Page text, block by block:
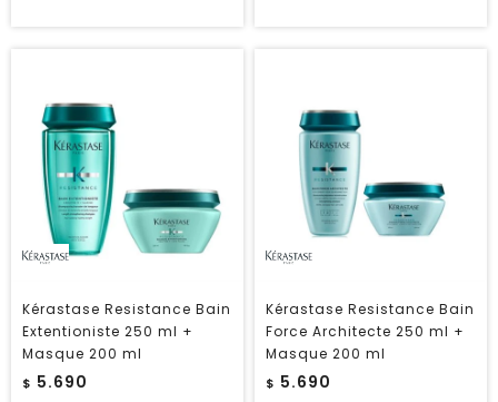
Kérastase Resistance Bain
Extentioniste 250 ml +
Masque 200 ml
$ 5.690
Kérastase Resistance Bain
Force Architecte 250 ml +
Masque 200 ml
$ 5.690